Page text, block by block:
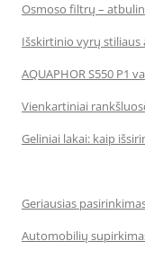
Osmoso filtrų –
Išskirtinio vyrų stiliaus
AQUAPHOR S550 P1
Vienkartiniai
Geliniai lakai: kaip
Geriausias
Automobilių